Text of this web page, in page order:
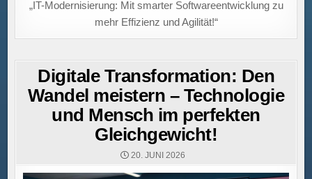
„IT-Modernisierung: Mit smarter Softwareentwicklung zu
mehr Effizienz und Agilität!“
Digitale Transformation: Den
Wandel meistern – Technologie
und Mensch im perfekten
Gleichgewicht!
20. JUNI 2026